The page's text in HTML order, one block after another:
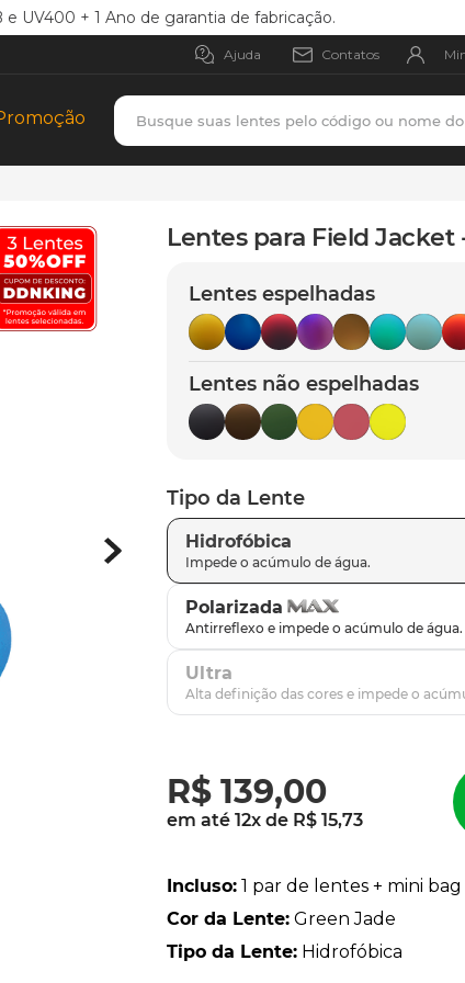
UV400 + 1 Ano de garantia de fabricação.
Ajuda Contatos
Busque suas lentes pelo código ou
Lentes para Field Jacket
Lentes espelhadas
Lentes não espelhadas
Tipo da Lente
Hidrofóbica
Polarizada
Ultra
R$ 139,00
em até12x de R$ 15,73
Incluso: 1 par de lentes + mini bag
Cor da Lente: Green Jade
Tipo da Lente: Hidrofóbica